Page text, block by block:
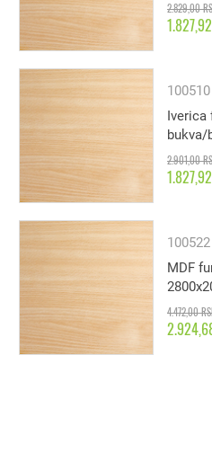
2.829,00
100510
Iverica
bukva/
2.901,00
100522
MDF
4.472,00